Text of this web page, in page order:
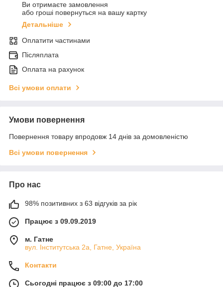
Ви отримаєте замовлення
або гроші повернуться на вашу картку
Детальніше
Оплатити частинами
Післяплата
Оплата на рахунок
Всі умови оплати
Умови повернення
Повернення товару впродовж 14 днів за домовленістю
Всі умови повернення
Про нас
98% позитивних з 63 відгуків за рік
Працює з 09.09.2019
м. Гатне
вул. Інститутська 2а, Гатне, Україна
Контакти
Сьогодні працює з 09:00 до 17:00